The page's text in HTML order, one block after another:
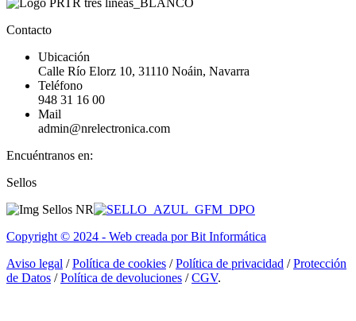
Contacto
Ubicación
Calle Río Elorz 10, 31110 Noáin, Navarra
Teléfono
948 31 16 00
Mail
admin@nrelectronica.com
Encuéntranos en:
Facebook
opens
new
Linkedin
opens
new
Instagram
opens
new
Sellos
Copyright © 2024 - Web creada por Bit Informática
Aviso legal /Política de cookies /Política de privacidad /Protección
de Datos /Política de devoluciones /CGV.